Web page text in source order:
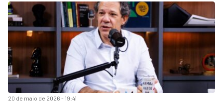
20 de maio de 2026 - 19:41